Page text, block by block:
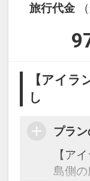
旅行代金
【アイラ
し
プラ
【ア
島側